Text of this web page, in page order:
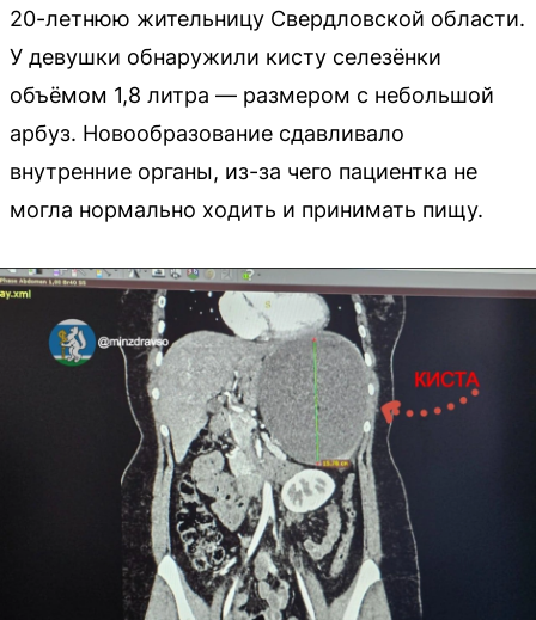
20-летнюю жительницу Свердловской области.
У девушки обнаружили кисту селезёнки
объёмом 1,8 литра — размером с небольшой
арбуз. Новообразование сдавливало
внутренние органы, из-за чего пациентка не
могла нормально ходить и принимать пищу.